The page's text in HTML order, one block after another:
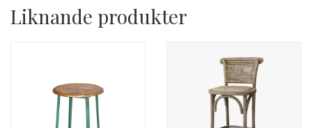
Liknande produkter